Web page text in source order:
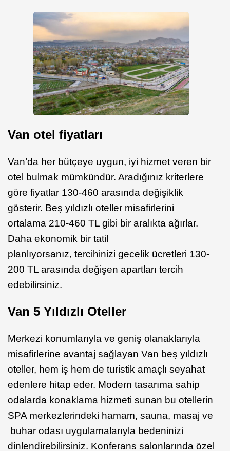
Van otel fiyatları
Van’da her bütçeye uygun, iyi hizmet veren bir
otel bulmak mümkündür. Aradığınız kriterlere
göre fiyatlar 130-460 arasında değişiklik
gösterir. Beş yıldızlı oteller misafirlerini
ortalama 210-460 TL gibi bir aralıkta ağırlar.
Daha ekonomik bir tatil
planlıyorsanız, tercihinizi gecelik ücretleri 130-
200 TL arasında değişen apartları tercih
edebilirsiniz.
Van 5 Yıldızlı Oteller
Merkezi konumlarıyla ve geniş olanaklarıyla
misafirlerine avantaj sağlayan Van beş yıldızlı
oteller, hem iş hem de turistik amaçlı seyahat
edenlere hitap eder. Modern tasarıma sahip
odalarda konaklama hizmeti sunan bu otellerin
SPA merkezlerindeki hamam, sauna, masaj ve
buhar odası uygulamalarıyla bedeninizi
dinlendirebilirsiniz. Konferans salonlarında özel